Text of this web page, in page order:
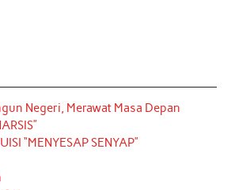
Negeri, Merawat Masa Depan
“MENYESAP SENYAP”